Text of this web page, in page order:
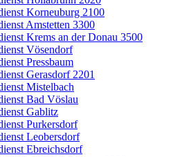
Korneuburg 2100
Amstetten 3300
Krems an der Donau 3500
Vösendorf
Pressbaum
Gerasdorf 2201
Mistelbach
Bad Vöslau
Gablitz
Purkersdorf
Leobersdorf
Ebreichsdorf